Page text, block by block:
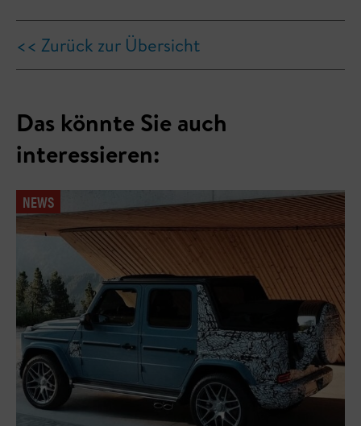
<< Zurück zur Übersicht
Das könnte Sie auch
interessieren:
NEWS